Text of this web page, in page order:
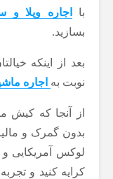
با
اجاره ویلا
بسازید.
بعد از اینکه
نوبت به اجاره
از آنجا که کیش
بدون گمرک و
لوکس آمریکایی
کرایه کنید و